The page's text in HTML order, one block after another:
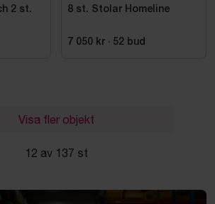
2 st.
8 st. Stolar Homeline
7 050 kr · 52 bud
Visa fler objekt
12 av 137 st